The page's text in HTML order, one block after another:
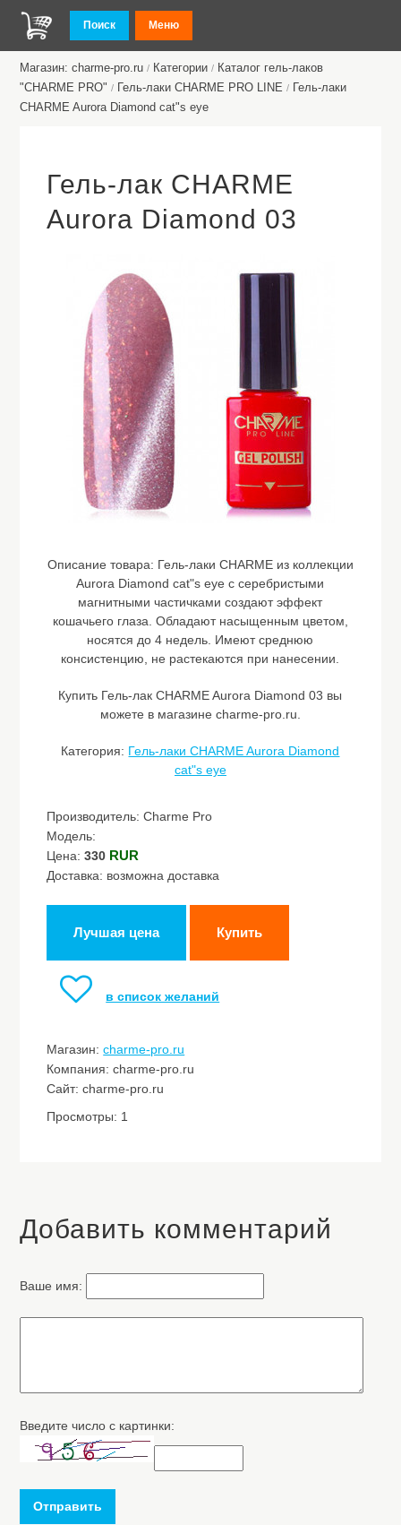
Поиск Меню
Магазин: charme-pro.ru / Категории / Каталог гель-лаков
"CHARME PRO" / Гель-лаки CHARME PRO LINE / Гель-лаки
CHARME Aurora Diamond cat"s eye
Гель-лак CHARME
Aurora Diamond 03
Описание товара: Гель-лаки CHARME из коллекции
Aurora Diamond cat"s eye с серебристыми
магнитными частичками создают эффект
кошачьего глаза. Обладают насыщенным цветом,
носятся до 4 недель. Имеют среднюю
консистенцию, не растекаются при нанесении.
Купить Гель-лак CHARME Aurora Diamond 03 вы
можете в магазине charme-pro.ru.
Категория: Гель-лаки CHARME Aurora Diamond
cat"s eye
Производитель: Charme Pro
Модель:
Цена:330 RUR
Доставка: возможна доставка
Лучшая цена Купить
в список желаний
Магазин:charme-pro.ru
Компания: charme-pro.ru
Сайт: charme-pro.ru
Просмотры: 1
Добавить комментарий
Ваше имя:
Введите число с картинки:
Отправить